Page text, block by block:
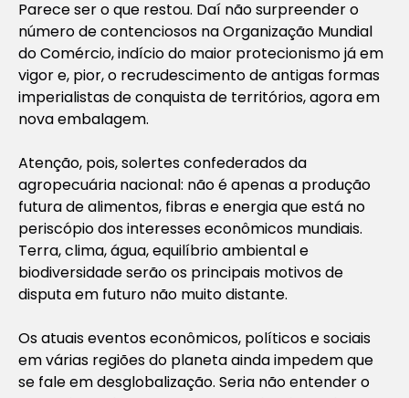
Parece ser o que restou. Daí não surpreender o
número de contenciosos na Organização Mundial
do Comércio, indício do maior protecionismo já em
vigor e, pior, o recrudescimento de antigas formas
imperialistas de conquista de territórios, agora em
nova embalagem.
Atenção, pois, solertes confederados da
agropecuária nacional: não é apenas a produção
futura de alimentos, fibras e energia que está no
periscópio dos interesses econômicos mundiais.
Terra, clima, água, equilíbrio ambiental e
biodiversidade serão os principais motivos de
disputa em futuro não muito distante.
Os atuais eventos econômicos, políticos e sociais
em várias regiões do planeta ainda impedem que
se fale em desglobalização. Seria não entender o